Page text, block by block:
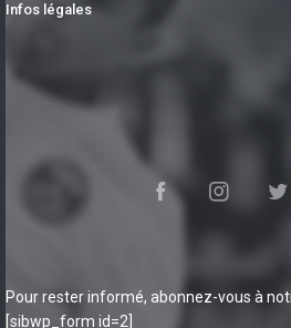
Infos légales
Pour rester informé, abonnez-vous à
[sibwp_form id=2]